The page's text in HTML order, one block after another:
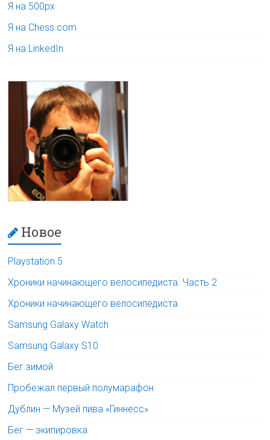
Я на 500px
Я на Chess.com
Я на LinkedIn
Новое
Playstation 5
Хроники начинающего велосипедиста. Часть 2
Хроники начинающего велосипедиста
Samsung Galaxy Watch
Samsung Galaxy S10
Бег зимой
Пробежал первый полумарафон
Дублин — Музей пива «Гиннесс»
Бег — экипировка